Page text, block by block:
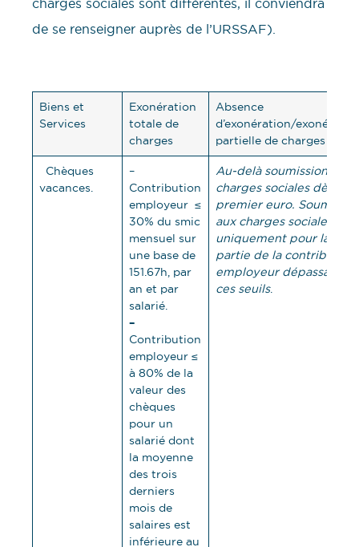
de se renseigner auprès de l’URSSAF).
Biens et
Services
Exonération
totale de
charges
Absence
d’exonération/
partielle de charges
Chèques
vacances.
–
Contribution
employeur ≤
30% du smic
mensuel sur
une base de
151.67h, par
an et par
salarié.
–
Contribution
employeur ≤
à 80% de la
valeur des
chèques
pour un
salarié dont
la moyenne
des trois
derniers
mois de
salaires est
inférieure au
Au-delà soumission aux
charges sociales dès le
premier euro. Soumis
aux charges sociales
uniquement pour la
partie de la contribution
employeur dépassant
ces seuils.